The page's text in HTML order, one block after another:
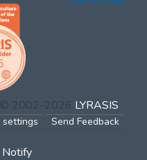
© 2002-2026 LYRASIS
Send Feedback
Notify